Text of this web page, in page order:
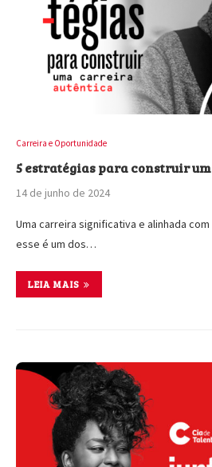
Carreira e Oportunidade
5 estratégias para construir
14 de junho de 2024
Uma carreira significativa e alinhada
esse é um dos…
LEIA MAIS